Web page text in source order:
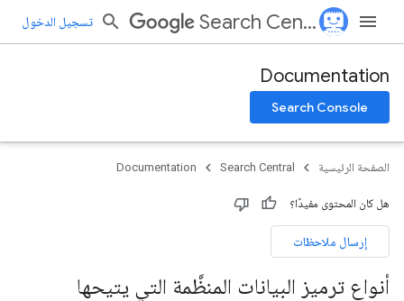
Search Central تسجيل الدخول
Documentation
Search Console
الصفحة الرئيسية Search Central
Documentation
هل كان المحتوى مفيدًا؟
إرسال ملاحظات
أنواع ترميز البيانات المنظَّمة التي يتيحها